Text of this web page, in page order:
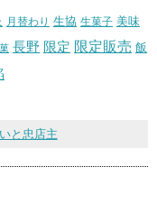
月替わり 生協 生菓子 美味
長野 限定 限定販売 飯
いと忠店主